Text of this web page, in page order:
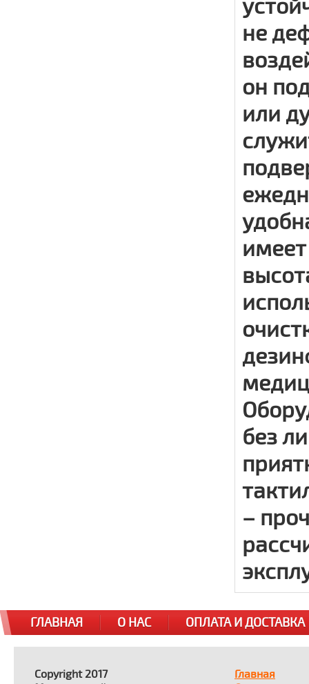
не
он
или
без
–
ГЛАВНАЯ О НАС ОПЛАТА И ДОСТАВКА
Copyright 2017
Главная